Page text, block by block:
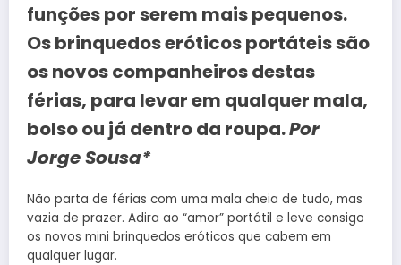
funções por serem mais pequenos.
Os brinquedos eróticos portáteis são
os novos companheiros destas
férias, para levar em qualquer mala,
bolso ou já dentro da roupa.Por
Jorge Sousa*
Não parta de férias com uma mala cheia de tudo, mas
vazia de prazer. Adira ao “amor” portátil e leve consigo
os novos mini brinquedos eróticos que cabem em
qualquer lugar.